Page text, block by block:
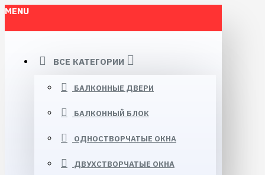
MENU
ВСЕ КАТЕГОРИИ
БАЛКОННЫЕ ДВЕРИ
БАЛКОННЫЙ БЛОК
ОДНОСТВОРЧАТЫЕ ОКНА
ДВУХСТВОРЧАТЫЕ ОКНА